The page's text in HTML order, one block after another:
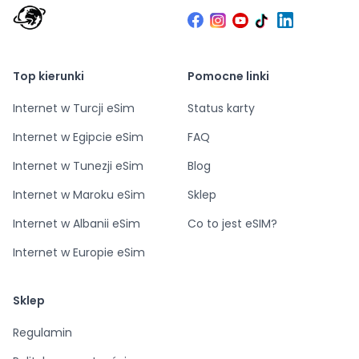
Top kierunki
Internet w Turcji eSim
Internet w Egipcie eSim
Internet w Tunezji eSim
Internet w Maroku eSim
Internet w Albanii eSim
Internet w Europie eSim
Pomocne linki
Status karty
FAQ
Blog
Sklep
Co to jest eSIM?
Sklep
Regulamin